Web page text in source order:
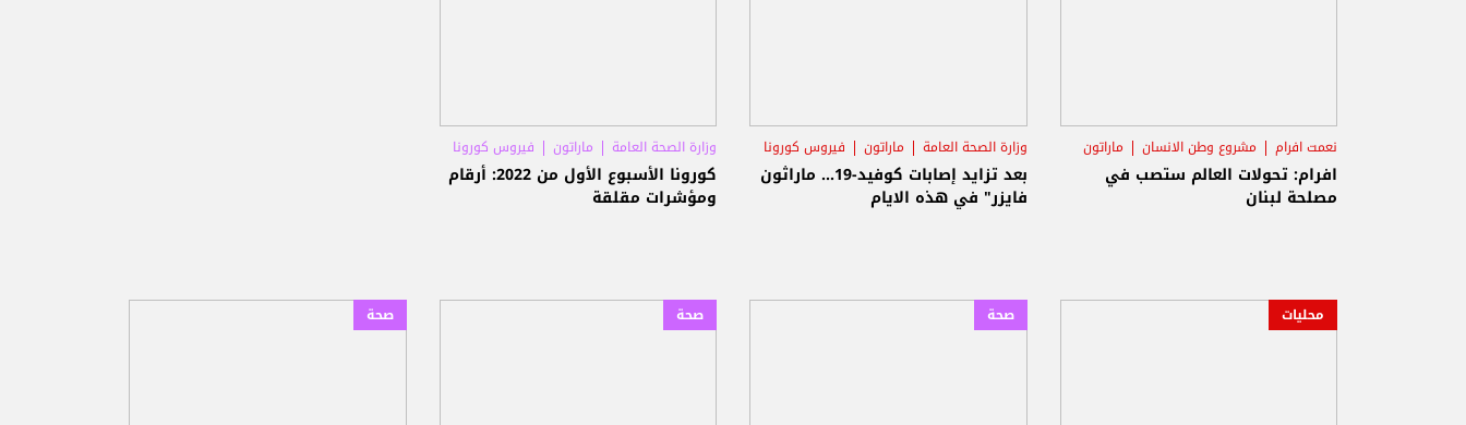
نعمت افرام مشروع وطن الانسان ماراتون
افرام: تحولات العالم ستصب في
مصلحة لبنان
وزارة الصحة العامة ماراتون فيروس كورونا
بعد تزايد إصابات كوفيد-19... ماراثون
فايزر" في هذه الايام
وزارة الصحة العامة ماراتون فيروس كورونا
كورونا الأسبوع الأول من 2022: أرقام
ومؤشرات مقلقة
محليات صحة صحة صحة